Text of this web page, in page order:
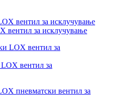
вентил за исклучување
вентил за